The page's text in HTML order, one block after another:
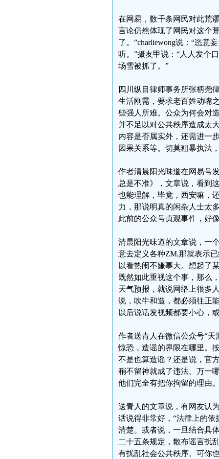
在网易，数千条网民对此荒
言论仍然体现了网民对这个
了。”charliewong说：“恣意
听。”摄友甲说：“人人发个
场雪被抓了。”
四川纵目律师事务所张柄尧
生活刚需，要求老百姓动嘴
些强人所难。公众为何会对
并不足以对公共秩序造成太
内容是否属实外，还需进一
因果关系等。切莫粗暴执法
作者清晨阳光味道在网易号
总是不准》，文章说，看到
也能理解，毕竟，西安嘛，
力，那说明真的闲杂人士太
此前的公众号贞观事件，好
清晨阳光味道的文章说，一
意去定义各种ZM,那就表示
以看热闹不嫌事大。想起了
既然如此重视这个事，那么
天气预报，就说网络上很多
说，吹牛和造，都必须往正
以后说话发视频都要小心
作者送青人在微信公众号“天
惊恐，造谣的界限在哪里。
不是也算造谣？还是说，官
稍不留神就成了违法。万一
他们完全有把你拘留的理由
送青人的文章说，有网友认
话说得非常好，“法律上的
清楚。或者说，一旦结合具
二十五条规定，散布谣言扰
有扰乱社会公共秩序。可你